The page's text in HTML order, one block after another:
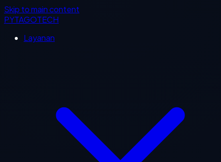
Skip to main content
PYTAGOTECH
Layanan